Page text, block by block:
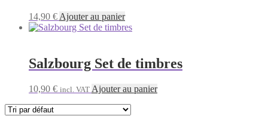
14,90 € Ajouter au panier
Salzbourg Set de timbres
10,90 € incl. VAT Ajouter au panier